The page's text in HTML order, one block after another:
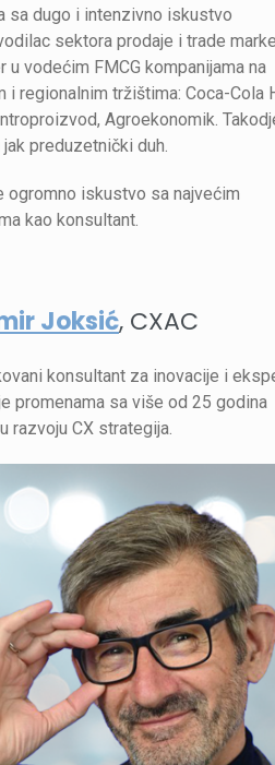
sa dugo i intenzivno iskustvo
sektora prodaje i trade
u vodećim FMCG kompanijama na
i regionalnim tržištima: Coca-Cola
Agroekonomik.
preduzetnički duh.
ogromno iskustvo sa najvećim
kao konsultant.
Joksić, CXAC
konsultant za inovacije i
promenama sa više od 25 godina
razvoju CX strategija.